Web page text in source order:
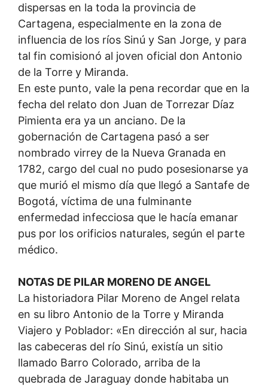
dispersas en la toda la provincia de
Cartagena, especialmente en la zona de
influencia de los ríos Sinú y San Jorge, y para
tal fin comisionó al joven oficial don Antonio
de la Torre y Miranda.
En este punto, vale la pena recordar que en la
fecha del relato don Juan de Torrezar Díaz
Pimienta era ya un anciano. De la
gobernación de Cartagena pasó a ser
nombrado virrey de la Nueva Granada en
1782, cargo del cual no pudo posesionarse ya
que murió el mismo día que llegó a Santafe de
Bogotá, víctima de una fulminante
enfermedad infecciosa que le hacía emanar
pus por los orificios naturales, según el parte
médico.
NOTAS DE PILAR MORENO DE ANGEL
La historiadora Pilar Moreno de Angel relata
en su libro Antonio de la Torre y Miranda
Viajero y Poblador: «En dirección al sur, hacia
las cabeceras del río Sinú, existía un sitio
llamado Barro Colorado, arriba de la
quebrada de Jaraguay donde habitaba un